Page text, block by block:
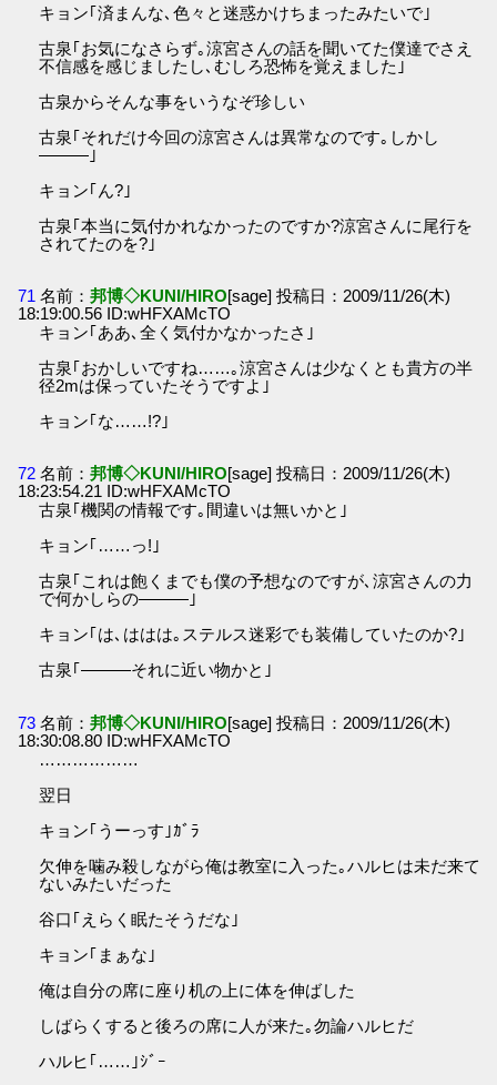
キョン｢済まんな､色々と迷惑かけちまったみたいで｣
古泉｢お気になさらず｡涼宮さんの話を聞いてた僕達でさえ
不信感を感じましたし､むしろ恐怖を覚えました｣
古泉からそんな事をいうなぞ珍しい
古泉｢それだけ今回の涼宮さんは異常なのです｡しかし
―――｣
キョン｢ん?｣
古泉｢本当に気付かれなかったのですか?涼宮さんに尾行を
されてたのを?｣
71 名前：邦博◇KUNI/HIRO[sage] 投稿日：2009/11/26(木)
18:19:00.56 ID:wHFXAMcTO
キョン｢ああ､全く気付かなかったさ｣
古泉｢おかしいですね……｡涼宮さんは少なくとも貴方の半
径2mは保っていたそうですよ｣
キョン｢な……!?｣
72 名前：邦博◇KUNI/HIRO[sage] 投稿日：2009/11/26(木)
18:23:54.21 ID:wHFXAMcTO
古泉｢機関の情報です｡間違いは無いかと｣
キョン｢……っ!｣
古泉｢これは飽くまでも僕の予想なのですが､涼宮さんの力
で何かしらの―――｣
キョン｢は､ははは｡ステルス迷彩でも装備していたのか?｣
古泉｢―――それに近い物かと｣
73 名前：邦博◇KUNI/HIRO[sage] 投稿日：2009/11/26(木)
18:30:08.80 ID:wHFXAMcTO
………………
翌日
キョン｢うーっす｣ｶﾞﾗ
欠伸を噛み殺しながら俺は教室に入った｡ハルヒは未だ来て
ないみたいだった
谷口｢えらく眠たそうだな｣
キョン｢まぁな｣
俺は自分の席に座り机の上に体を伸ばした
しばらくすると後ろの席に人が来た｡勿論ハルヒだ
ハルヒ｢……｣ｼﾞｰ